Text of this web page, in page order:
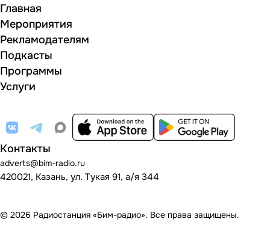
Главная
Мероприятия
Рекламодателям
Подкасты
Программы
Услуги
Контакты
adverts@bim-radio.ru
420021, Казань, ул. Тукая 91, а/я 344
© 2026 Радиостанция «Бим-радио». Все права защищены.